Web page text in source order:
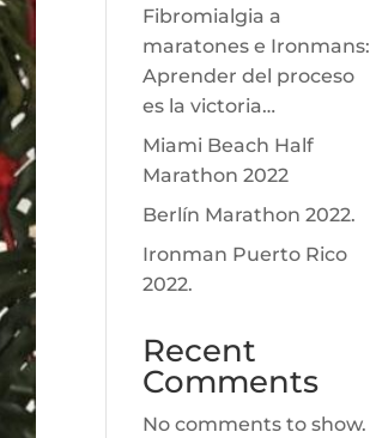
Fibromialgia a
maratones e Ironmans:
Aprender del proceso
es la victoria…
Miami Beach Half
Marathon 2022
Berlín Marathon 2022.
Ironman Puerto Rico
2022.
Recent
Comments
No comments to show.